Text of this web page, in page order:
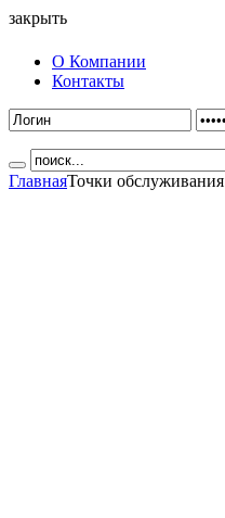
закрыть
О Компании
Контакты
ГлавнаяТочки обслуживания